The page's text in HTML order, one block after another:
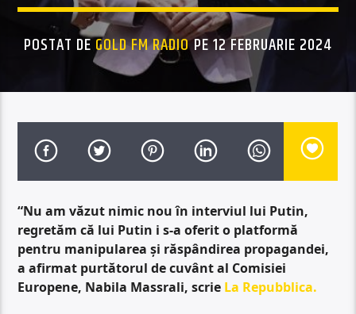
POSTAT DEGOLD FM RADIOPE 12 FEBRUARIE 2024
“Nu am văzut nimic nou în interviul lui Putin,
regretăm că lui Putin i s-a oferit o platformă
pentru manipularea și răspândirea propagandei,
a afirmat purtătorul de cuvânt al Comisiei
Europene, Nabila Massrali, scrie La Repubblica.